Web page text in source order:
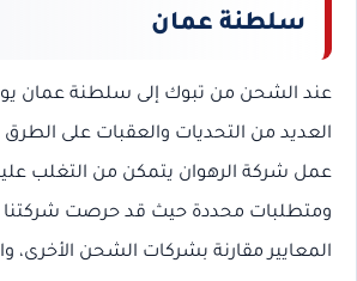
سلطنة عمان
عند الشحن من تبوك إلى سلطنة عمان
العديد من التحديات والعقبات على الطرق
عمل شركة الرهوان يتمكن من التغلب
ومتطلبات محددة حيث قد حرصت شركتنا
المعايير مقارنة بشركات الشحن الأخرى،